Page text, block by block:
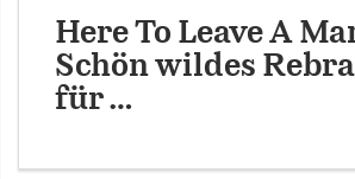
Here To Leave A
Schön wildes
für …